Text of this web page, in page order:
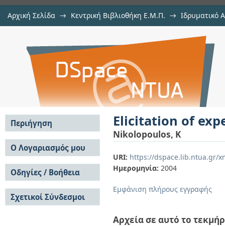
Αρχική Σελίδα → Κεντρική Βιβλιοθήκη Ε.Μ.Π. → Ιδρυματικό
Elicitation of expert opinions for
Elicitation of
Nikolopoulos, K
URI: https://dspace.lib.ntua.gr/
Ημερομηνία: 2004
Εμφάνιση πλήρους εγγραφής
Αρχεία σε αυτό το
Περιήγηση
Σε όλο το DSpace
Κοινότητες & Συλλογές
Ανά Ημερομηνία
Έκδοσης
Συγγραφείς
Τίτλοι
Θέματα
Ο Λογαριασμός μου
Σύνδεση
Εγγραφή
Οδηγίες / Βοήθεια
Οδηγίες Υποβολής
Οδηγίες Χρήσης ΙΑ
Συχνές Ερωτήσεις
Σχετικοί Σύνδεσμοι